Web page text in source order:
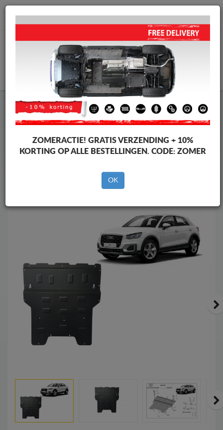
info@motorbeschermplaat.com
WINKELWAGEN
Motor Beschermplaat Motor Beschermplaat Audi
Motor Beschermplaat
Merken
Terug naar de catalogus
ZOMERACTIE! GRATIS VERZENDING + 10%
KORTING OP ALLE BESTELLINGEN. CODE: ZOMER
OK